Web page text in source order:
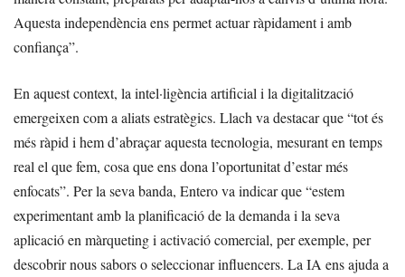
Aquesta independència ens permet actuar ràpidament i amb
confiança”.
En aquest context, la intel·ligència artificial i la digitalització
emergeixen com a aliats estratègics. Llach va destacar que “tot és
més ràpid i hem d’abraçar aquesta tecnologia, mesurant en temps
real el que fem, cosa que ens dona l’oportunitat d’estar més
enfocats”. Per la seva banda, Entero va indicar que “estem
experimentant amb la planificació de la demanda i la seva
aplicació en màrqueting i activació comercial, per exemple, per
descobrir nous sabors o seleccionar influencers. La IA ens ajuda a